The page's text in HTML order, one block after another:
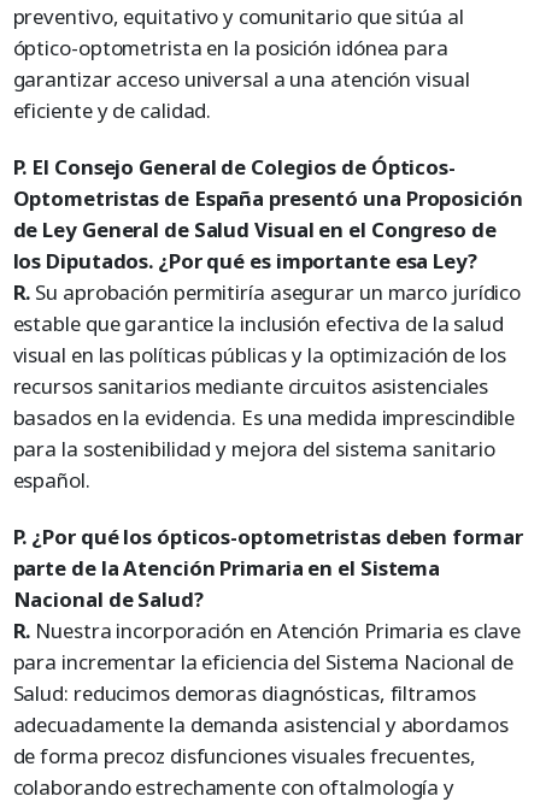
preventivo, equitativo y comunitario que sitúa al
óptico-optometrista en la posición idónea para
garantizar acceso universal a una atención visual
eficiente y de calidad.
P. El Consejo General de Colegios de Ópticos-
Optometristas de España presentó una Proposición
de Ley General de Salud Visual en el Congreso de
los Diputados. ¿Por qué es importante esa Ley?
R. Su aprobación permitiría asegurar un marco jurídico
estable que garantice la inclusión efectiva de la salud
visual en las políticas públicas y la optimización de los
recursos sanitarios mediante circuitos asistenciales
basados en la evidencia. Es una medida imprescindible
para la sostenibilidad y mejora del sistema sanitario
español.
P. ¿Por qué los ópticos-optometristas deben formar
parte de la Atención Primaria en el Sistema
Nacional de Salud?
R. Nuestra incorporación en Atención Primaria es clave
para incrementar la eficiencia del Sistema Nacional de
Salud: reducimos demoras diagnósticas, filtramos
adecuadamente la demanda asistencial y abordamos
de forma precoz disfunciones visuales frecuentes,
colaborando estrechamente con oftalmología y